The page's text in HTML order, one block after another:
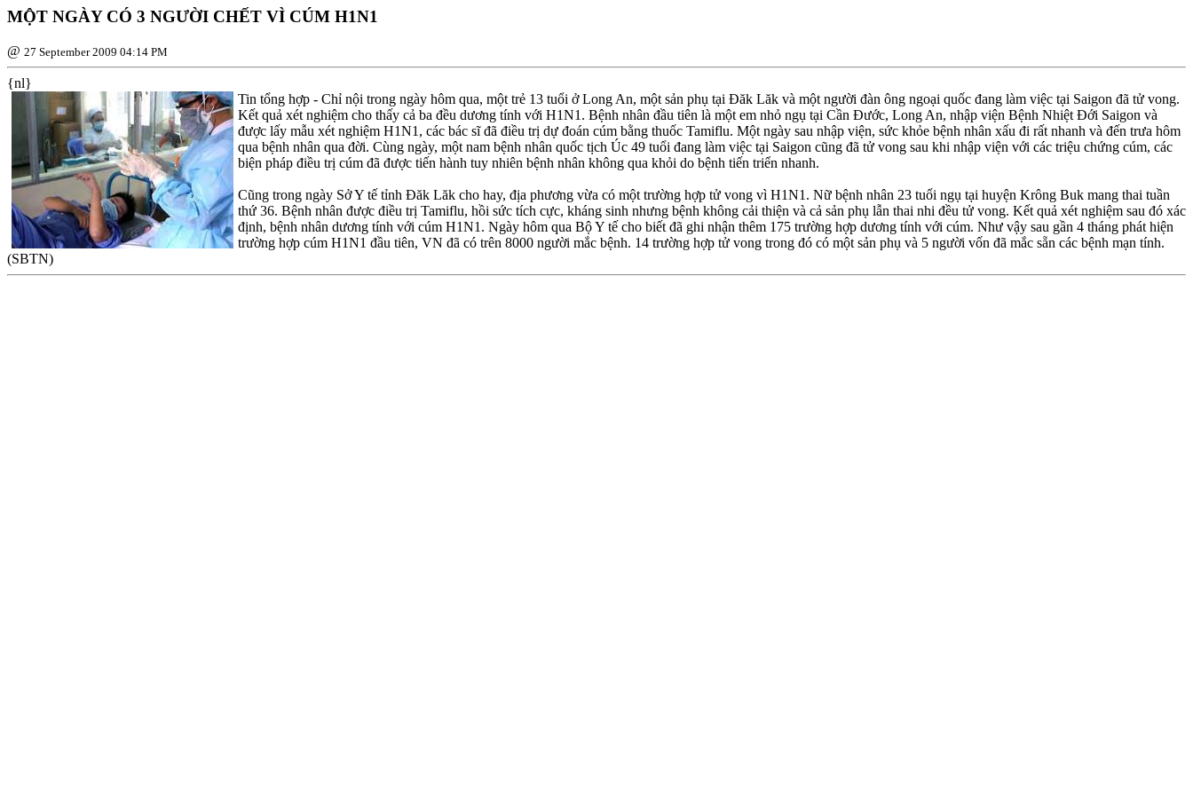
MỘT NGÀY CÓ 3 NGƯỜI CHẾT VÌ CÚM H1N1
@ 27 September 2009 04:14 PM
{nl}
Tin tổng hợp - Chỉ nội trong ngày hôm qua, một trẻ 13 tuổi ở Long An, một sản phụ tại Ðăk Lăk và một người đàn ông ngoại quốc đang làm việc tại Saigon đã tử vong.
Kết quả xét nghiệm cho thấy cả ba đều dương tính với H1N1. Bệnh nhân đầu tiên là một em nhỏ ngụ tại Cần Ðước, Long An, nhập viện Bệnh Nhiệt Ðới Saigon và
được lấy mẫu xét nghiệm H1N1, các bác sĩ đã điều trị dự đoán cúm bằng thuốc Tamiflu. Một ngày sau nhập viện, sức khỏe bệnh nhân xấu đi rất nhanh và đến trưa hôm
qua bệnh nhân qua đời. Cùng ngày, một nam bệnh nhân quốc tịch Úc 49 tuổi đang làm việc tại Saigon cũng đã tử vong sau khi nhập viện với các triệu chứng cúm, các
biện pháp điều trị cúm đã được tiến hành tuy nhiên bệnh nhân không qua khỏi do bệnh tiến triển nhanh.
Cũng trong ngày Sở Y tế tỉnh Ðăk Lăk cho hay, địa phương vừa có một trường hợp tử vong vì H1N1. Nữ bệnh nhân 23 tuổi ngụ tại huyện Krông Buk mang thai tuần
thứ 36. Bệnh nhân được điều trị Tamiflu, hồi sức tích cực, kháng sinh nhưng bệnh không cải thiện và cả sản phụ lẫn thai nhi đều tử vong. Kết quả xét nghiệm sau đó xác
định, bệnh nhân dương tính với cúm H1N1. Ngày hôm qua Bộ Y tế cho biết đã ghi nhận thêm 175 trường hợp dương tính với cúm. Như vậy sau gần 4 tháng phát hiện
trường hợp cúm H1N1 đầu tiên, VN đã có trên 8000 người mắc bệnh. 14 trường hợp tử vong trong đó có một sản phụ và 5 người vốn đã mắc sẵn các bệnh mạn tính.
(SBTN)